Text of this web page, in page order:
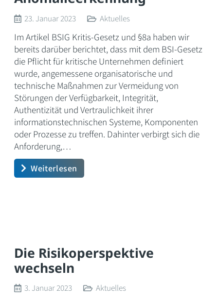
23. Januar 2023 Aktuelles
Im Artikel BSIG Kritis-Gesetz und §8a haben wir
bereits darüber berichtet, dass mit dem BSI-Gesetz
die Pflicht für kritische Unternehmen definiert
wurde, angemessene organisatorische und
technische Maßnahmen zur Vermeidung von
Störungen der Verfügbarkeit, Integrität,
Authentizität und Vertraulichkeit ihrer
informationstechnischen Systeme, Komponenten
oder Prozesse zu treffen. Dahinter verbirgt sich die
Anforderung,…
Weiterlesen
Die Risikoperspektive
wechseln
3. Januar 2023 Aktuelles